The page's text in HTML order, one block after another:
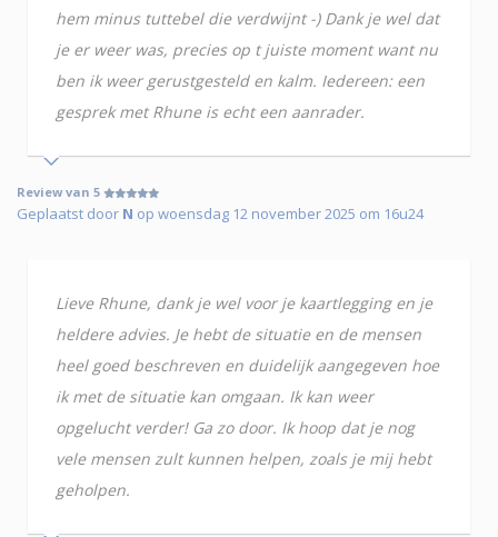
hem minus tuttebel die verdwijnt -) Dank je wel dat
je er weer was, precies op t juiste moment want nu
ben ik weer gerustgesteld en kalm. Iedereen: een
gesprek met Rhune is echt een aanrader.
Review van 5
Geplaatst door N op woensdag 12 november 2025 om 16u24
Lieve Rhune, dank je wel voor je kaartlegging en je
heldere advies. Je hebt de situatie en de mensen
heel goed beschreven en duidelijk aangegeven hoe
ik met de situatie kan omgaan. Ik kan weer
opgelucht verder! Ga zo door. Ik hoop dat je nog
vele mensen zult kunnen helpen, zoals je mij hebt
geholpen.